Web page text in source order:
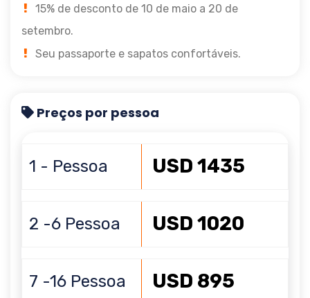
15% de desconto de 10 de maio a 20 de
setembro.
Seu passaporte e sapatos confortáveis.
Preços por pessoa
1 - Pessoa USD 1435
2 -6 Pessoa USD 1020
7 -16 Pessoa USD 895